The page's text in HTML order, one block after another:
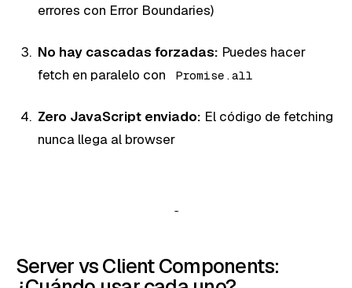
errores con Error Boundaries)
No hay cascadas forzadas: Puedes hacer
fetch en paralelo con
Promise.all
Zero JavaScript enviado: El código de fetching
nunca llega al browser
Server vs Client Components: